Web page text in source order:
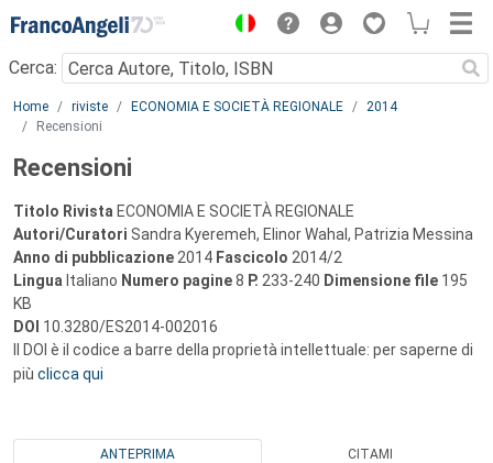
Menu
Cerca:
Main content
Home riviste ECONOMIA E SOCIETÀ REGIONALE
2014
Recensioni
Recensioni
Titolo Rivista ECONOMIA E SOCIETÀ REGIONALE
Autori/Curatori Sandra Kyeremeh, Elinor Wahal, Patrizia Messina
Anno di pubblicazione 2014 Fascicolo 2014/2
Lingua Italiano Numero pagine8 P. 233-240 Dimensione file 195
KB
DOI 10.3280/ES2014-002016
Il DOI è il codice a barre della proprietà intellettuale: per saperne di
più clicca qui
ANTEPRIMA CITAMI